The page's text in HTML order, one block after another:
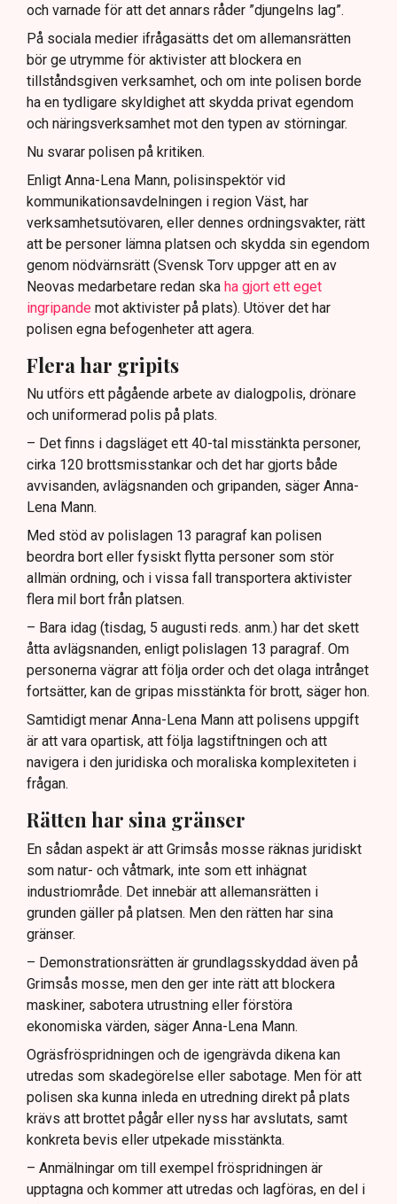
och varnade för att det annars råder ”djungelns lag”.
På sociala medier ifrågasätts det om allemansrätten
bör ge utrymme för aktivister att blockera en
tillståndsgiven verksamhet, och om inte polisen borde
ha en tydligare skyldighet att skydda privat egendom
och näringsverksamhet mot den typen av störningar.
Nu svarar polisen på kritiken.
Enligt Anna-Lena Mann, polisinspektör vid
kommunikationsavdelningen i region Väst, har
verksamhetsutövaren, eller dennes ordningsvakter, rätt
att be personer lämna platsen och skydda sin egendom
genom nödvärnsrätt (Svensk Torv uppger att en av
Neovas medarbetare redan ska ha gjort ett eget
ingripande mot aktivister på plats). Utöver det har
polisen egna befogenheter att agera.
Flera har gripits
Nu utförs ett pågående arbete av dialogpolis, drönare
och uniformerad polis på plats.
– Det finns i dagsläget ett 40-tal misstänkta personer,
cirka 120 brottsmisstankar och det har gjorts både
avvisanden, avlägsnanden och gripanden, säger Anna-
Lena Mann.
Med stöd av polislagen 13 paragraf kan polisen
beordra bort eller fysiskt flytta personer som stör
allmän ordning, och i vissa fall transportera aktivister
flera mil bort från platsen.
– Bara idag (tisdag, 5 augusti reds. anm.) har det skett
åtta avlägsnanden, enligt polislagen 13 paragraf. Om
personerna vägrar att följa order och det olaga intrånget
fortsätter, kan de gripas misstänkta för brott, säger hon.
Samtidigt menar Anna-Lena Mann att polisens uppgift
är att vara opartisk, att följa lagstiftningen och att
navigera i den juridiska och moraliska komplexiteten i
frågan.
Rätten har sina gränser
En sådan aspekt är att Grimsås mosse räknas juridiskt
som natur- och våtmark, inte som ett inhägnat
industriområde. Det innebär att allemansrätten i
grunden gäller på platsen. Men den rätten har sina
gränser.
– Demonstrationsrätten är grundlagsskyddad även på
Grimsås mosse, men den ger inte rätt att blockera
maskiner, sabotera utrustning eller förstöra
ekonomiska värden, säger Anna-Lena Mann.
Ogräsfröspridningen och de igengrävda dikena kan
utredas som skadegörelse eller sabotage. Men för att
polisen ska kunna inleda en utredning direkt på plats
krävs att brottet pågår eller nyss har avslutats, samt
konkreta bevis eller utpekade misstänkta.
– Anmälningar om till exempel fröspridningen är
upptagna och kommer att utredas och lagföras, en del i